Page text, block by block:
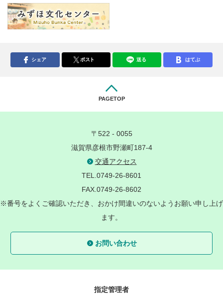
シェア ポスト 送る はてぶ
PAGETOP
〒522 - 0055
滋賀県彦根市野瀬町187-4
交通アクセス
TEL.0749-26-8601
FAX.0749-26-8602
※番号をよくご確認いただき、おかけ間違いのないようお願い申し上げ
ます。
お問い合わせ
指定管理者